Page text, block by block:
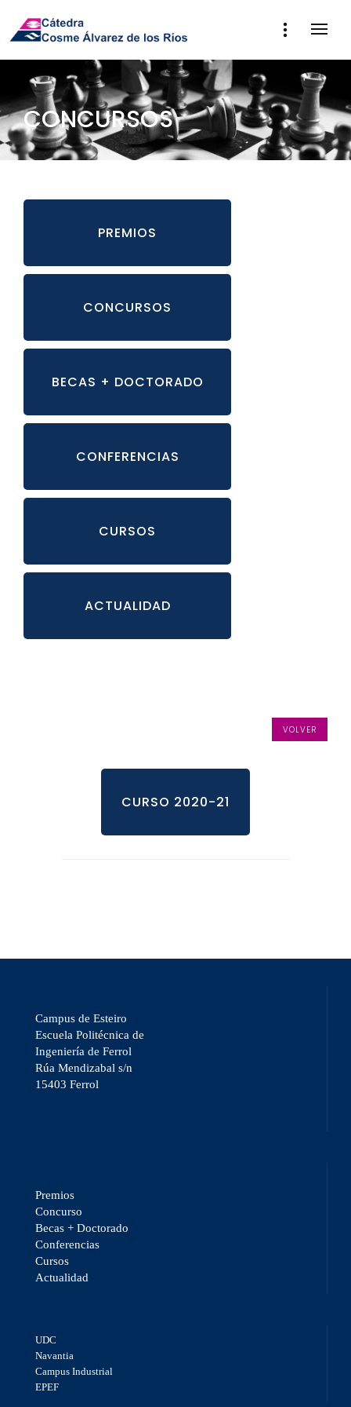
CONCURSOS
PREMIOS
CONCURSOS
BECAS + DOCTORADO
CONFERENCIAS
CURSOS
ACTUALIDAD
VOLVER
CURSO 2020-21
Campus de Esteiro
Escuela Politécnica de
Ingeniería de Ferrol
Rúa Mendizabal s/n
15403 Ferrol
Premios
Concurso
Becas + Doctorado
Conferencias
Cursos
Actualidad
UDC
Navantia
Campus Industrial
EPEF